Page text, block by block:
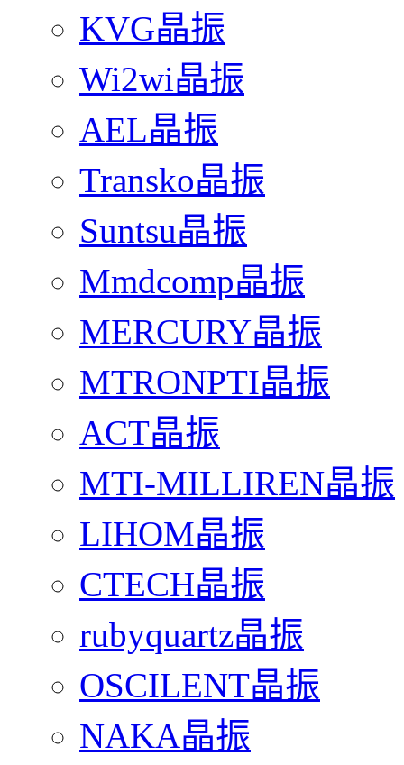
KVG晶振
Wi2wi晶振
AEL晶振
Transko晶振
Suntsu晶振
Mmdcomp晶振
MERCURY晶振
MTRONPTI晶振
ACT晶振
MTI-MILLIREN晶振
LIHOM晶振
CTECH晶振
rubyquartz晶振
OSCILENT晶振
NAKA晶振